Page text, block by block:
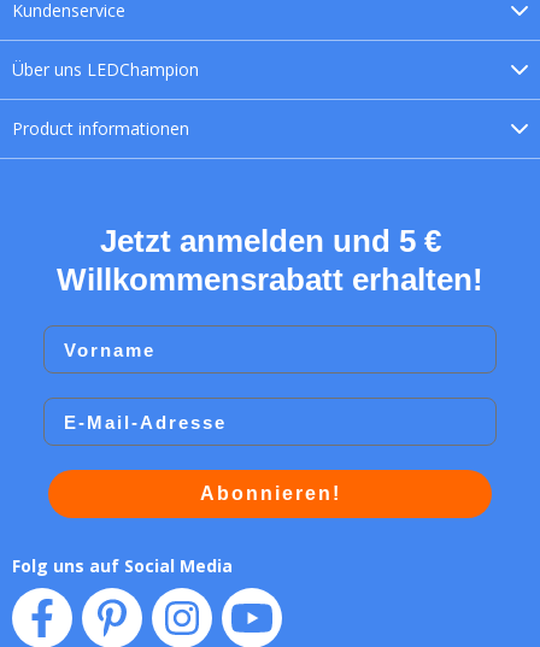
Über uns LEDChampion
Product informationen
Kundenservice
Jetzt anmelden und 5 €
Willkommensrabatt erhalten!
Vorname
Email
Abonnieren!
Folg uns auf Social Media